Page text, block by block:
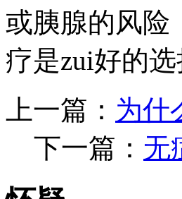
或胰腺的风险
疗是zui好的选
上一篇： 为什
下一篇： 无